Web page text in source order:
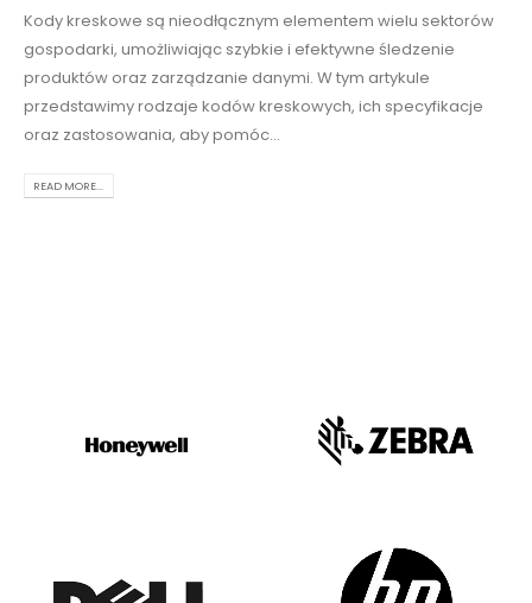
Kody kreskowe są nieodłącznym elementem wielu sektorów
gospodarki, umożliwiając szybkie i efektywne śledzenie
produktów oraz zarządzanie danymi. W tym artykule
przedstawimy rodzaje kodów kreskowych, ich specyfikacje
oraz zastosowania, aby pomóc...
READ MORE...